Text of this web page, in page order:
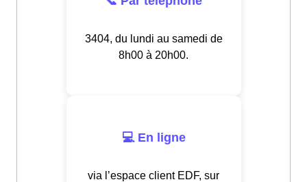
3404, du lundi au samedi de
8h00 à 20h00.
💻 En ligne
via l’espace client EDF, sur